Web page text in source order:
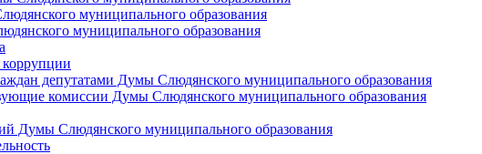
муниципального образования
муниципального образования
депутатами Думы Слюдянского муниципального образования
комиссии Думы Слюдянского муниципального образования
Думы Слюдянского муниципального образования